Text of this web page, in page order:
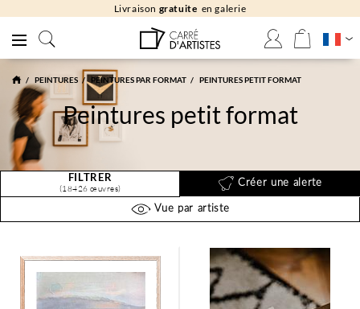
Livraison gratuite en galerie
PEINTURES PEINTURES PAR FORMAT PEINTURES PETIT FORMAT
Peintures petit format
FILTRER
(18426 œuvres)
Créer une alerte
Vue par artiste